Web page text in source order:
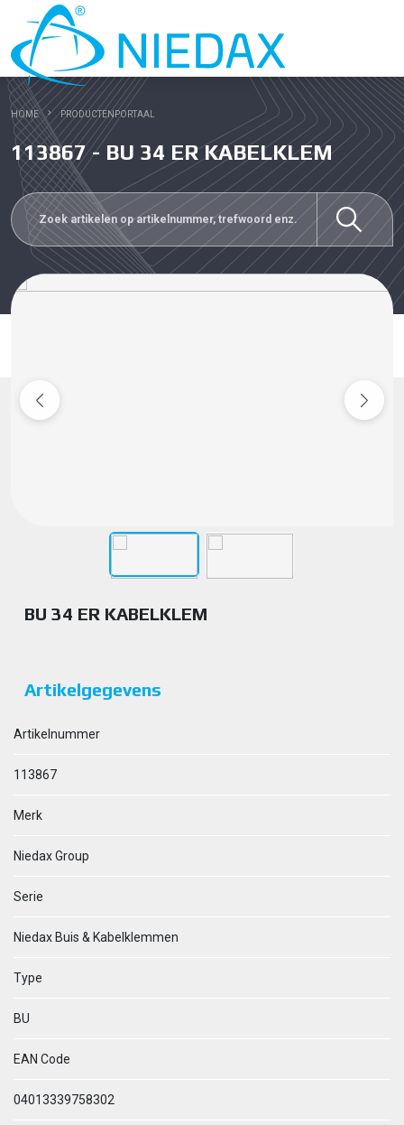
HOME PRODUCTENPORTAAL
113867 - BU 34 ER KABELKLEM
BU 34 ER KABELKLEM
Artikelgegevens
Artikelnummer
113867
Merk
Niedax Group
Serie
Niedax Buis & Kabelklemmen
Type
BU
EAN Code
04013339758302